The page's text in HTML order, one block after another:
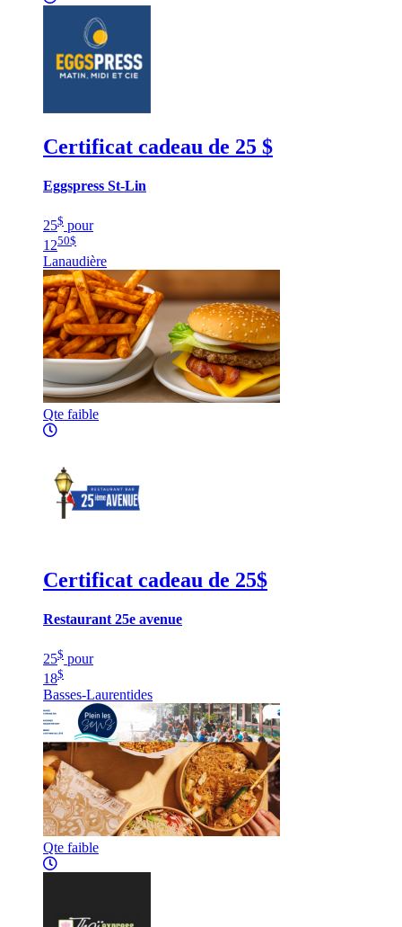
Certificat cadeau de 25 $
Eggspress St-Lin
25$ pour
1250$
Lanaudière
Qte faible
Certificat cadeau de 25$
Restaurant 25e avenue
25$ pour
18$
Basses-Laurentides
Qte faible